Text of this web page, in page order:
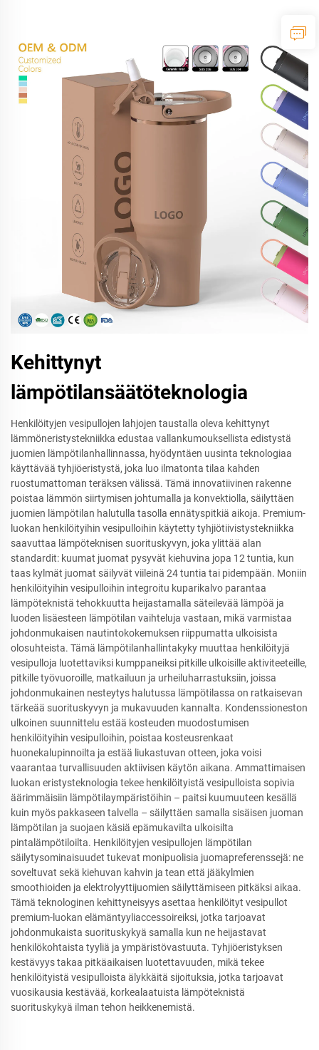
Kehittynyt
lämpötilansäätöteknologia
Henkilöityjen vesipullojen lahjojen taustalla oleva kehittynyt
lämmöneristystekniikka edustaa vallankumouksellista edistystä
juomien lämpötilanhallinnassa, hyödyntäen uusinta teknologiaa
käyttävää tyhjiöeristystä, joka luo ilmatonta tilaa kahden
ruostumattoman teräksen välissä. Tämä innovatiivinen rakenne
poistaa lämmön siirtymisen johtumalla ja konvektiolla, säilyttäen
juomien lämpötilan halutulla tasolla ennätyspitkiä aikoja. Premium-
luokan henkilöityihin vesipulloihin käytetty tyhjiötiivistystekniikka
saavuttaa lämpöteknisen suorituskyvyn, joka ylittää alan
standardit: kuumat juomat pysyvät kiehuvina jopa 12 tuntia, kun
taas kylmät juomat säilyvät viileinä 24 tuntia tai pidempään. Moniin
henkilöityihin vesipulloihin integroitu kuparikalvo parantaa
lämpöteknistä tehokkuutta heijastamalla säteilevää lämpöä ja
luoden lisäesteen lämpötilan vaihteluja vastaan, mikä varmistaa
johdonmukaisen nautintokokemuksen riippumatta ulkoisista
olosuhteista. Tämä lämpötilanhallintakyky muuttaa henkilöityjä
vesipulloja luotettaviksi kumppaneiksi pitkille ulkoisille aktiviteeteille,
pitkille työvuoroille, matkailuun ja urheiluharrastuksiin, joissa
johdonmukainen nesteytys halutussa lämpötilassa on ratkaisevan
tärkeää suorituskyvyn ja mukavuuden kannalta. Kondenssioneston
ulkoinen suunnittelu estää kosteuden muodostumisen
henkilöityihin vesipulloihin, poistaa kosteusrenkaat
huonekalupinnoilta ja estää liukastuvan otteen, joka voisi
vaarantaa turvallisuuden aktiivisen käytön aikana. Ammattimaisen
luokan eristysteknologia tekee henkilöityistä vesipulloista sopivia
äärimmäisiin lämpötilaympäristöihin – paitsi kuumuuteen kesällä
kuin myös pakkaseen talvella – säilyttäen samalla sisäisen juoman
lämpötilan ja suojaen käsiä epämukavilta ulkoisilta
pintalämpötiloilta. Henkilöityjen vesipullojen lämpötilan
säilytysominaisuudet tukevat monipuolisia juomapreferenssejä: ne
soveltuvat sekä kiehuvan kahvin ja tean että jääkylmien
smoothioiden ja elektrolyyttijuomien säilyttämiseen pitkäksi aikaa.
Tämä teknologinen kehittyneisyys asettaa henkilöityt vesipullot
premium-luokan elämäntyyliaccessoireiksi, jotka tarjoavat
johdonmukaista suorituskykyä samalla kun ne heijastavat
henkilökohtaista tyyliä ja ympäristövastuuta. Tyhjiöeristyksen
kestävyys takaa pitkäaikaisen luotettavuuden, mikä tekee
henkilöityistä vesipulloista älykkäitä sijoituksia, jotka tarjoavat
vuosikausia kestävää, korkealaatuista lämpöteknistä
suorituskykyä ilman tehon heikkenemistä.